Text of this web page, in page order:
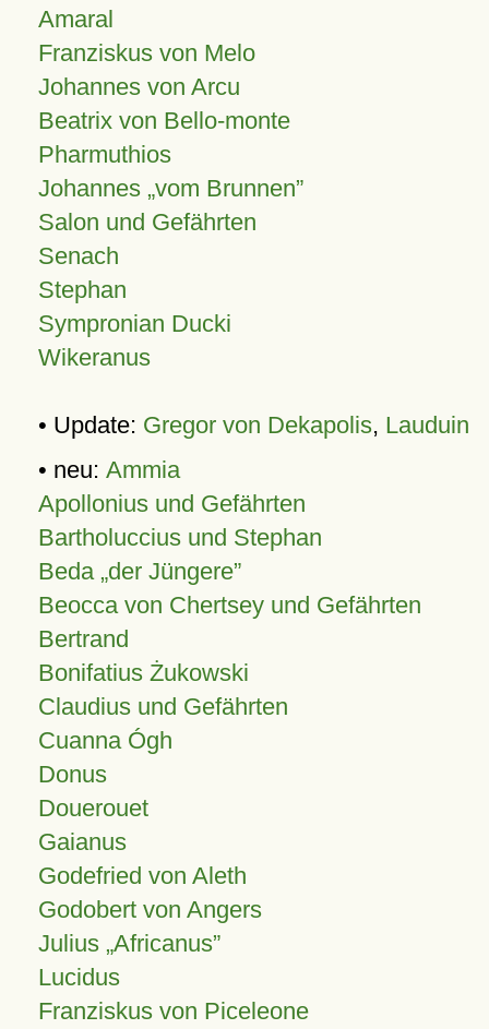
Amaral
Franziskus von Melo
Johannes von Arcu
Beatrix von Bello-monte
Pharmuthios
Johannes vom Brunnen
Salon und Gefährten
Senach
Stephan
Sympronian Ducki
Wikeranus
• Update: Gregor von Dekapolis, Lauduin
• neu: Ammia
Apollonius und Gefährten
Bartholuccius und Stephan
Beda „der Jüngere”
Beocca von Chertsey und Gefährten
Bertrand
Bonifatius Żukowski
Claudius und Gefährten
Cuanna Ógh
Donus
Douerouet
Gaianus
Godefried von Aleth
Godobert von Angers
Julius Africanus
Lucidus
Franziskus von Piceleone